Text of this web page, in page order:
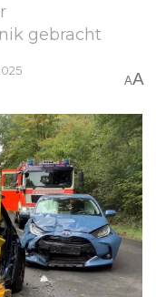
gebracht
AA